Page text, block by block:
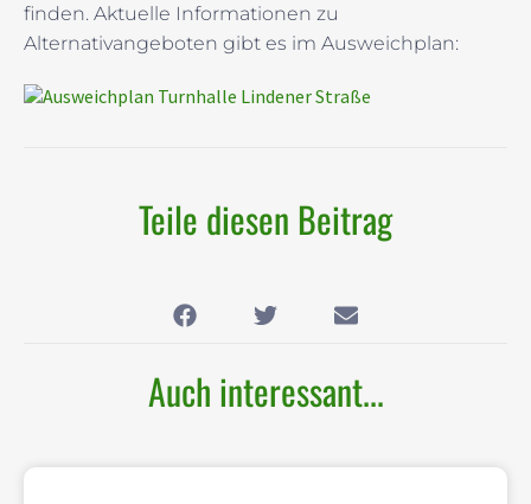
finden. Aktuelle Informationen zu
Alternativangeboten gibt es im Ausweichplan:
Ausweichplan Turnhalle Lindener Straße
Teile diesen Beitrag
Auch interessant...